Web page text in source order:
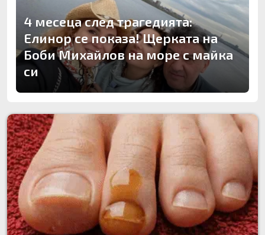
4 месеца след трагедията:
Елинор се показа! Щерката на
Боби Михайлов на море с майка
си